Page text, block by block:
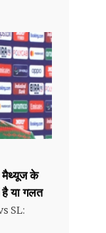
के
है या गलत
SL: